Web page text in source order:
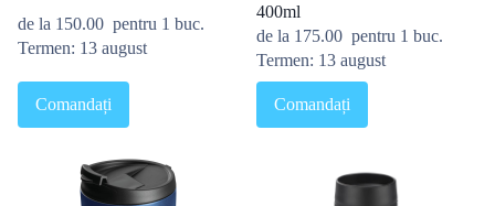
de la 150.00 pentru 1 buc.
Termen: 13 august
Comandați
400ml
de la 175.00 pentru 1 buc.
Termen: 13 august
Comandați